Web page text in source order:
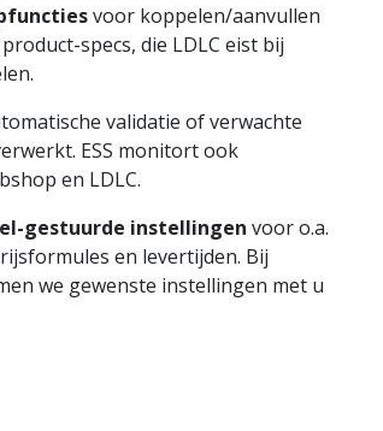
voor koppelen/aanvullen
specs, die LDLC eist bij
validatie of verwachte
ESS monitort ook
en LDLC.
gestuurde instellingen voor o.a.
en levertijden. Bij
we gewenste instellingen met u